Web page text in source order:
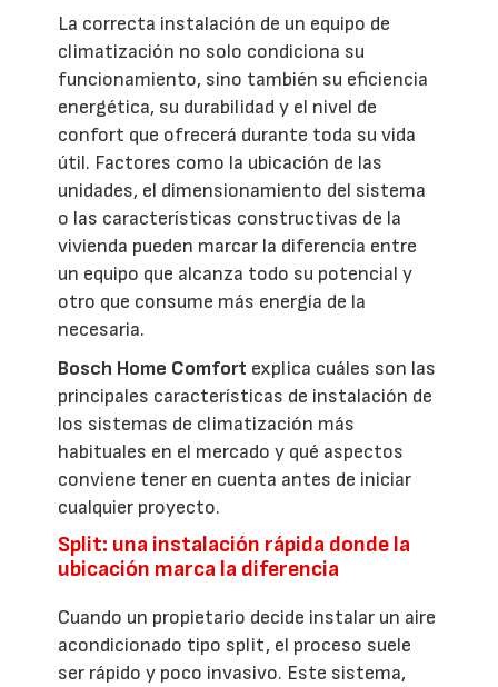
La correcta instalación de un equipo de
climatización no solo condiciona su
funcionamiento, sino también su eficiencia
energética, su durabilidad y el nivel de
confort que ofrecerá durante toda su vida
útil. Factores como la ubicación de las
unidades, el dimensionamiento del sistema
o las características constructivas de la
vivienda pueden marcar la diferencia entre
un equipo que alcanza todo su potencial y
otro que consume más energía de la
necesaria.
Bosch Home Comfort explica cuáles son las
principales características de instalación de
los sistemas de climatización más
habituales en el mercado y qué aspectos
conviene tener en cuenta antes de iniciar
cualquier proyecto.
Split: una instalación rápida donde la
ubicación marca la diferencia
Cuando un propietario decide instalar un aire
acondicionado tipo split, el proceso suele
ser rápido y poco invasivo. Este sistema,